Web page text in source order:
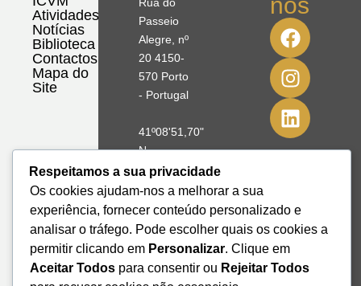
Atividades
Notícias
Biblioteca
Contactos
Mapa do
Site
Passeio
Alegre, nº
20 4150-
570 Porto
- Portugal
41º08'51,70"
N
8º39'41,76"
W
+351 228
328 115
geral@institutodemobilidade.org
Subscreva
nos
Respeitamos a sua privacidade
Os cookies ajudam-nos a melhorar a sua
experiência, fornecer conteúdo personalizado e
analisar o tráfego. Pode escolher quais os cookies a
permitir clicando em Personalizar. Clique em
Aceitar Todos para consentir ou Rejeitar Todos